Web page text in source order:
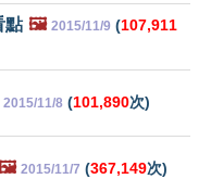
點 🖼️ 2015/11/9 (107,911
2015/11/8 (101,890次)
2015/11/7 (367,149次)